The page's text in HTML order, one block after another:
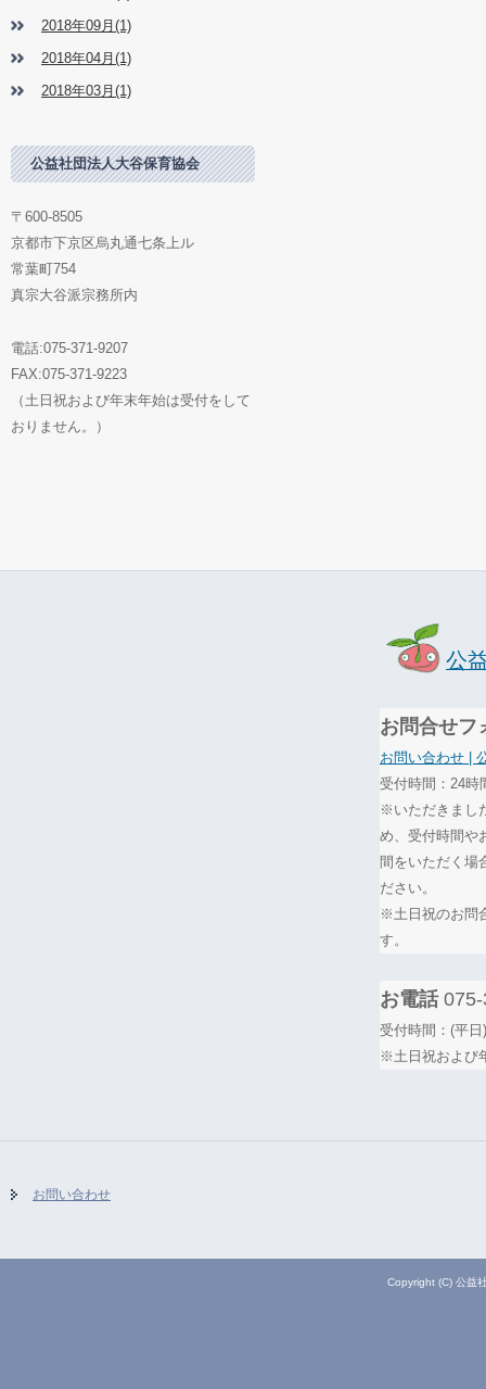
2018年09月(1)
2018年04月(1)
2018年03月(1)
公益社団法人大谷保育協会
〒600-8505
京都市下京区烏丸通七条上ル
常葉町754
真宗大谷派宗務所内
電話:075-371-9207
FAX:075-371-9223
（土日祝および年末年始は受付をして
おりません。）
公
お問合せフ
お問い合わせ |
受付時間：24時
※いただきまし
め、受付時間や
間をいただく場
ださい。
※土日祝のお問
す。
お電話075-
受付時間：(平
※土日祝および
お問い合わせ
Copyright (C) 公益